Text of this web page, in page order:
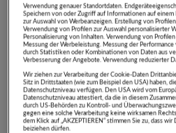
dünner, feiner & weicher
Verbesserung des
Irritationen & keine
kein Verzicht auf Sonne
Signifikante
Haarwuchs bereits nach
Verwendung genauer Standortdaten.
Speichern von oder Zugriff auf Informationen auf
zur Auswahl von Werbeanzeigen. Erstellung von
Verwendung von Profilen zur Auswahl personalisierter
Personalisierung von Inhalten. Verwendung von
Messung der Werbeleistung. Messung der
durch Statistiken oder Kombinationen von Daten aus
Verbesserung der Angebote. Verwendung reduzierter
Wir ziehen zur Verarbeitung der Cookie-Daten
Sitz in Drittstaaten (wie zum Beispiel den USA) haben,
Datenschutzniveau verfügen. Den USA wird vom
Datenschutzniveau attestiert, da die in diesem
durch US-Behörden zu Kontroll- und
gegen eine solche Verarbeitung keine wirksamen
dem Klick auf „AKZEPTIEREN“ stimmen Sie zu, dass
beiziehen dürfen.